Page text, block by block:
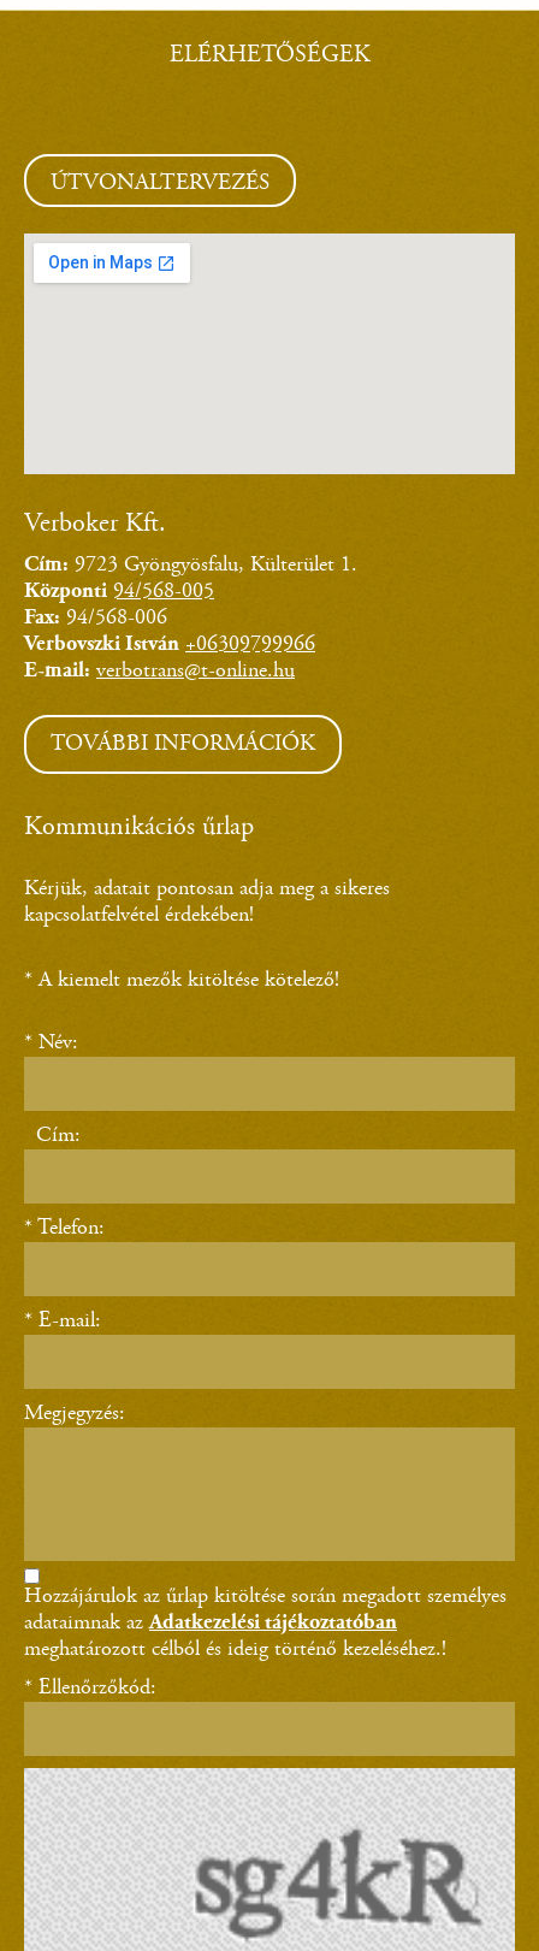
ELÉRHETŐSÉGEK
ÚTVONALTERVEZÉS
Verboker Kft.
Cím: 9723 Gyöngyösfalu, Külterület 1.
Központi 94/568-005
Fax: 94/568-006
Verbovszki István +06309799966
E-mail: verbotrans@t-online.hu
TOVÁBBI INFORMÁCIÓK
Kommunikációs űrlap
Kérjük, adatait pontosan adja meg a sikeres
kapcsolatfelvétel érdekében!
* A kiemelt mezők kitöltése kötelező!
* Név:
Cím:
* Telefon:
* E-mail:
Megjegyzés:
Hozzájárulok az űrlap kitöltése során megadott személyes
adataimnak azAdatkezelési tájékoztatóban
meghatározott célból és ideig történő kezeléséhez.!
* Ellenőrzőkód: